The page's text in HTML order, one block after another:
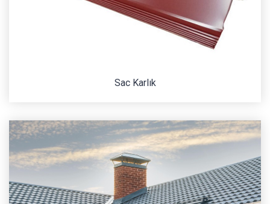
Sac Karlık